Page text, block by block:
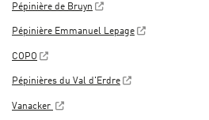
Pépinière de Bruyn
Pépinière Emmanuel Lepage
COPO
Pépinières du Val d'Erdre
Vanacker